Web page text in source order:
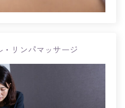
リンパマッサージ